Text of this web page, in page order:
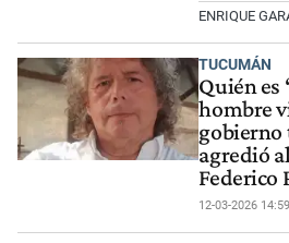
ENRIQUE
TUCUMÁN
Quién es
hombre
gobierno
agredió
Federico
12-03-2026 14:59